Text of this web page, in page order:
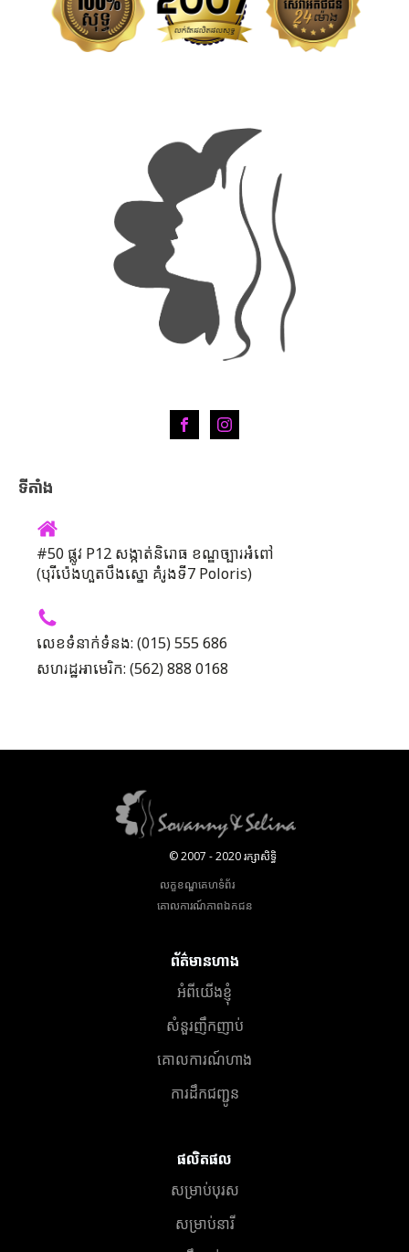
ទីតាំង
#50 ផ្លូវ P12 សង្កាត់និរោធ ខណ្ឌច្បារអំពៅ
(បុរីប៉េងហួតបឹងស្នោ គំរូងទី7 Poloris)
លេខទំនាក់ទំនង: (015) 555 686
សហរដ្ឋអាមេរិក: (562) 888 0168
© 2007 - 2020 រក្សាសិទ្ធិ
លក្ខខណ្ឌគេហទំព័រ
គោលការណ៍​ភាព​ឯកជន
ព័ត៌មានហាង
អំពីយើងខ្ញុំ
សំនួរញឹកញាប់
គោលការណ៍ហាង
ការដឹកជញ្ជូន
ផលិតផល
សម្រាប់បុរស
សម្រាប់នារី